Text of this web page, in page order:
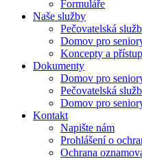
Formuláře
Naše služby
Pečovatelská
Domov pro
Koncepty a
Dokumenty
Domov pro
Pečovatelská
Domov pro
Kontakt
Napište nám
Prohlášení o
Ochrana